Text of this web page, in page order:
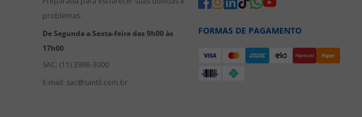
problemas.
De Segunda a Sexta-feira das 9h00 às
17h00
SAC: (11) 3998-3000
E-mail: sac@santil.com.br
FORMAS DE PAGAMENTO